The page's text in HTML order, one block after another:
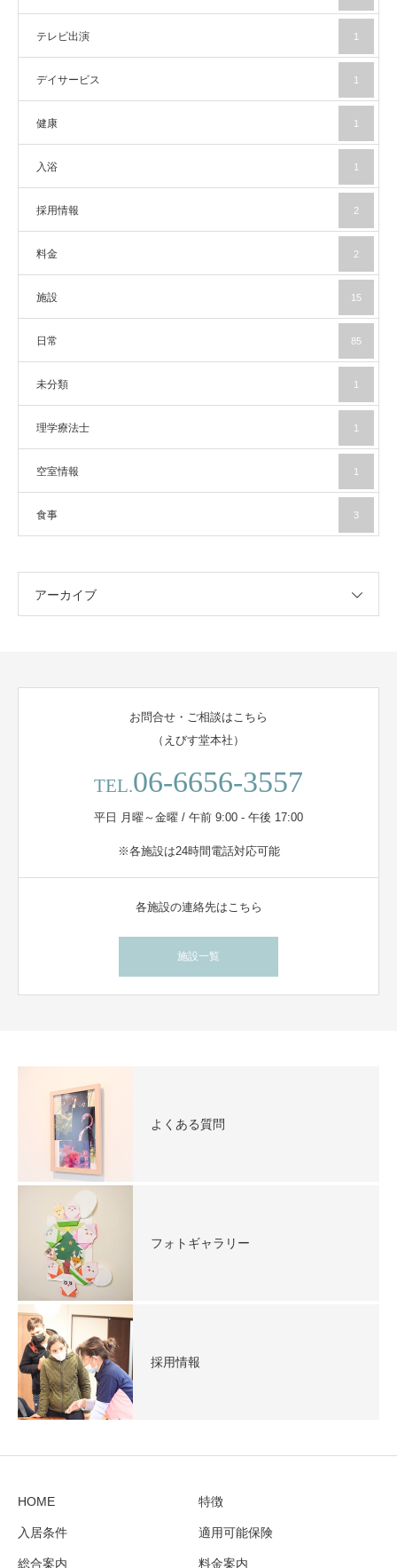
テレビ出演 1
デイサービス 1
健康 1
入浴 1
採用情報 2
料金 2
施設 15
日常 85
未分類 1
理学療法士 1
空室情報 1
食事 3
アーカイブ
お問合せ・ご相談はこちら
（えびす堂本社）
TEL.06-6656-3557
平日 月曜～金曜 / 午前 9:00 - 午後 17:00
※各施設は24時間電話対応可能
各施設の連絡先はこちら
施設一覧
よくある質問
フォトギャラリー
採用情報
HOME 特徴
入居条件 適用可能保険
総合案内 料金案内